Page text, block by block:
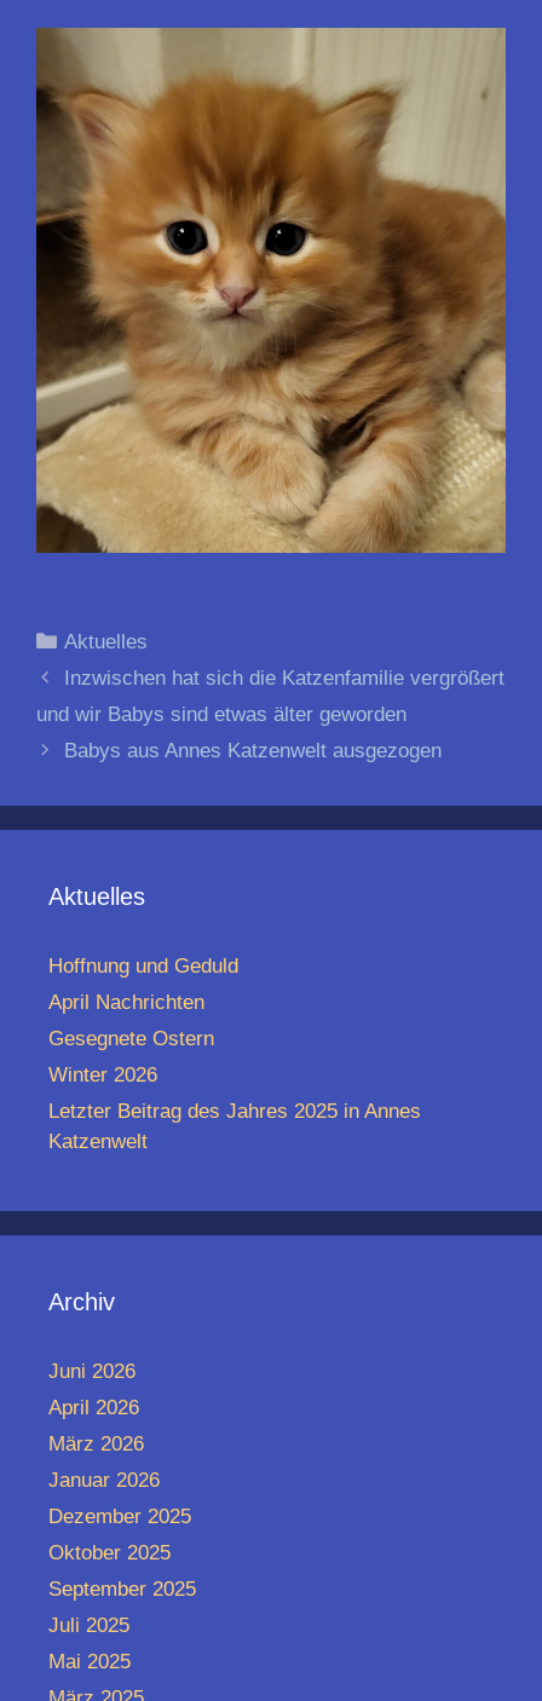
Kategorien
Aktuelles
Beitrags-
Navigation
Inzwischen hat sich die Katzenfamilie vergrößert
und wir Babys sind etwas älter geworden
Babys aus Annes Katzenwelt ausgezogen
Aktuelles
Hoffnung und Geduld
April Nachrichten
Gesegnete Ostern
Winter 2026
Letzter Beitrag des Jahres 2025 in Annes
Katzenwelt
Archiv
Juni 2026
April 2026
März 2026
Januar 2026
Dezember 2025
Oktober 2025
September 2025
Juli 2025
Mai 2025